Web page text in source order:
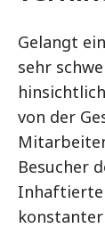
Gelangt
sehr
von der
Besucher
Inhaftierte